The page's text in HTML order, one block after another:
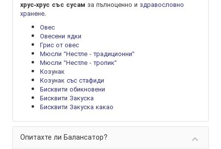
хрус-хрус със сусам за пълноценно и здравословно
хранене.
Овес
Овесени ядки
Грис от овес
Мюсли "Нестле - традиционни"
Мюсли "Нестле - тропик"
Козунак
Козунак със стафиди
Бисквити обикновени
Бисквити Закуска
Бисквити Закуска какао
Опитахте ли Балансатор?